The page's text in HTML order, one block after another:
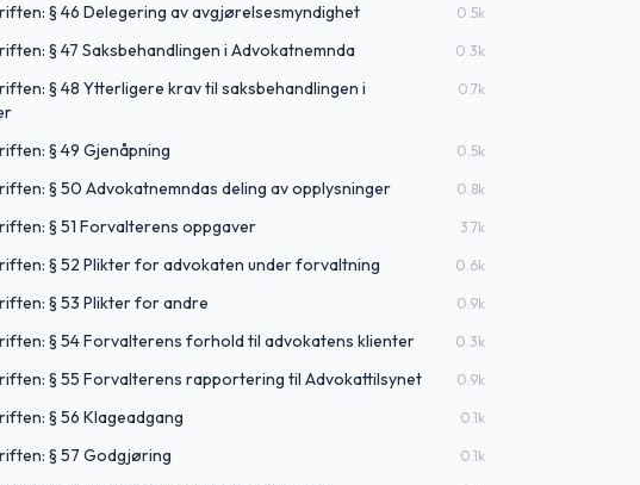
§ 46 Delegering av avgjørelsesmyndighet 0.5k
§ 47 Saksbehandlingen i Advokatnemnda 0.3k
§ 48 Ytterligere krav til saksbehandlingen i
0.7k
§ 49 Gjenåpning 0.5k
§ 50 Advokatnemndas deling av opplysninger 0.8k
§ 51 Forvalterens oppgaver 3.7k
§ 52 Plikter for advokaten under forvaltning 0.6k
§ 53 Plikter for andre 0.9k
§ 54 Forvalterens forhold til advokatens klienter 0.3k
§ 55 Forvalterens rapportering til Advokattilsynet 0.9k
§ 56 Klageadgang 0.1k
§ 57 Godgjøring 0.1k